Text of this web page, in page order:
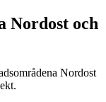
Nordost och
Nordost